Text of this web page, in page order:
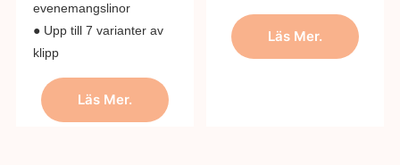
evenemangslinor
● Upp till 7 varianter av
klipp
Läs Mer.
Läs Mer.